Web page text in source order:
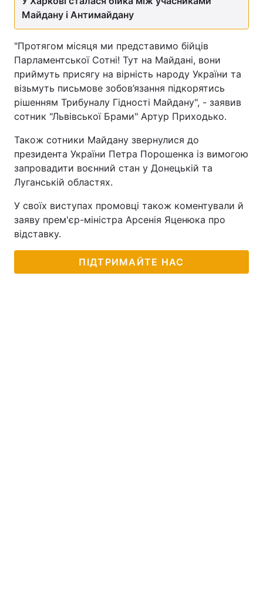
Тема оформлення
Майдану і Антимайдану
"Протягом місяця ми представимо бійців
Парламентської Сотні! Тут на Майдані, вони
приймуть присягу на вірність народу України та
візьмуть письмове зобов’язання підкорятись
рішенням Трибуналу Гідності Майдану", - заявив
сотник "Львівської Брами" Артур Приходько.
Також сотники Майдану звернулися до
президента України Петра Порошенка із вимогою
запровадити воєнний стан у Донецькій та
Луганській областях.
У своїх виступах промовці також коментували й
заяву прем'єр-міністра Арсенія Яценюка про
відставку.
ПІДТРИМАЙТЕ НАС